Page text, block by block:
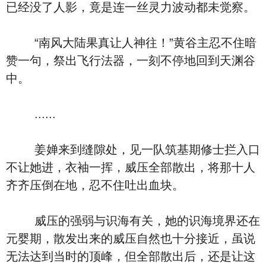
已经没了人影，竟是连一丝灵力波动都未觉察。
“南风大陆果真让人神往！”黄谷主忍不住暗
赞一句，祭出飞行法器，一刻不停地回到天渊谷
中。
......
姜婵来到缝隙处，见一队筑基期修士拦入口
不让她进，衣袖一挥，威压全部散出，将那十人
齐齐压倒在地，忍不住吐出血块。
威压的强弱与识海有关，她的识海境界还在
元婴期，散发出来的威压自然也十分接近，虽说
无法达到当时的顶峰，但全部散出后，还是让这